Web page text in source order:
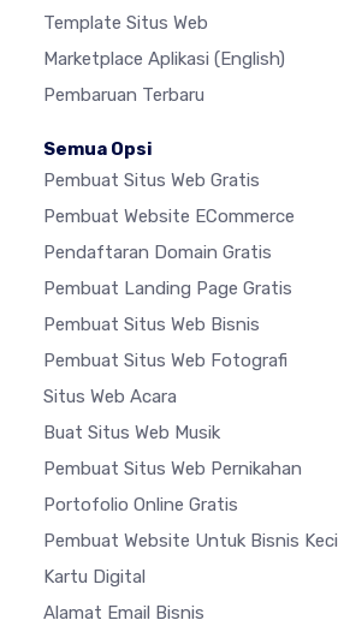
Template Situs Web
Marketplace Aplikasi (English)
Pembaruan Terbaru
Semua Opsi
Pembuat Situs Web Gratis
Pembuat Website ECommerce
Pendaftaran Domain Gratis
Pembuat Landing Page Gratis
Pembuat Situs Web Bisnis
Pembuat Situs Web Fotografi
Situs Web Acara
Buat Situs Web Musik
Pembuat Situs Web Pernikahan
Portofolio Online Gratis
Pembuat Website Untuk Bisnis Kecil
Kartu Digital
Alamat Email Bisnis